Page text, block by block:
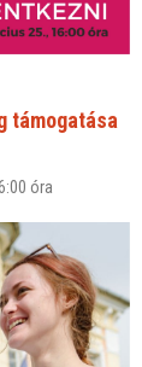
támogatása
óra